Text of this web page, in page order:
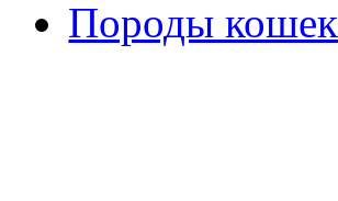
Породы кошек